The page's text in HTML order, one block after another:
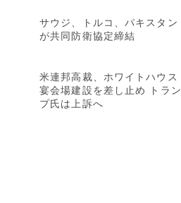
サウジ、トルコ、パキスタン
が共同防衛協定締結
米連邦高裁、ホワイトハウス
宴会場建設を差し止め トラン
プ氏は上訴へ